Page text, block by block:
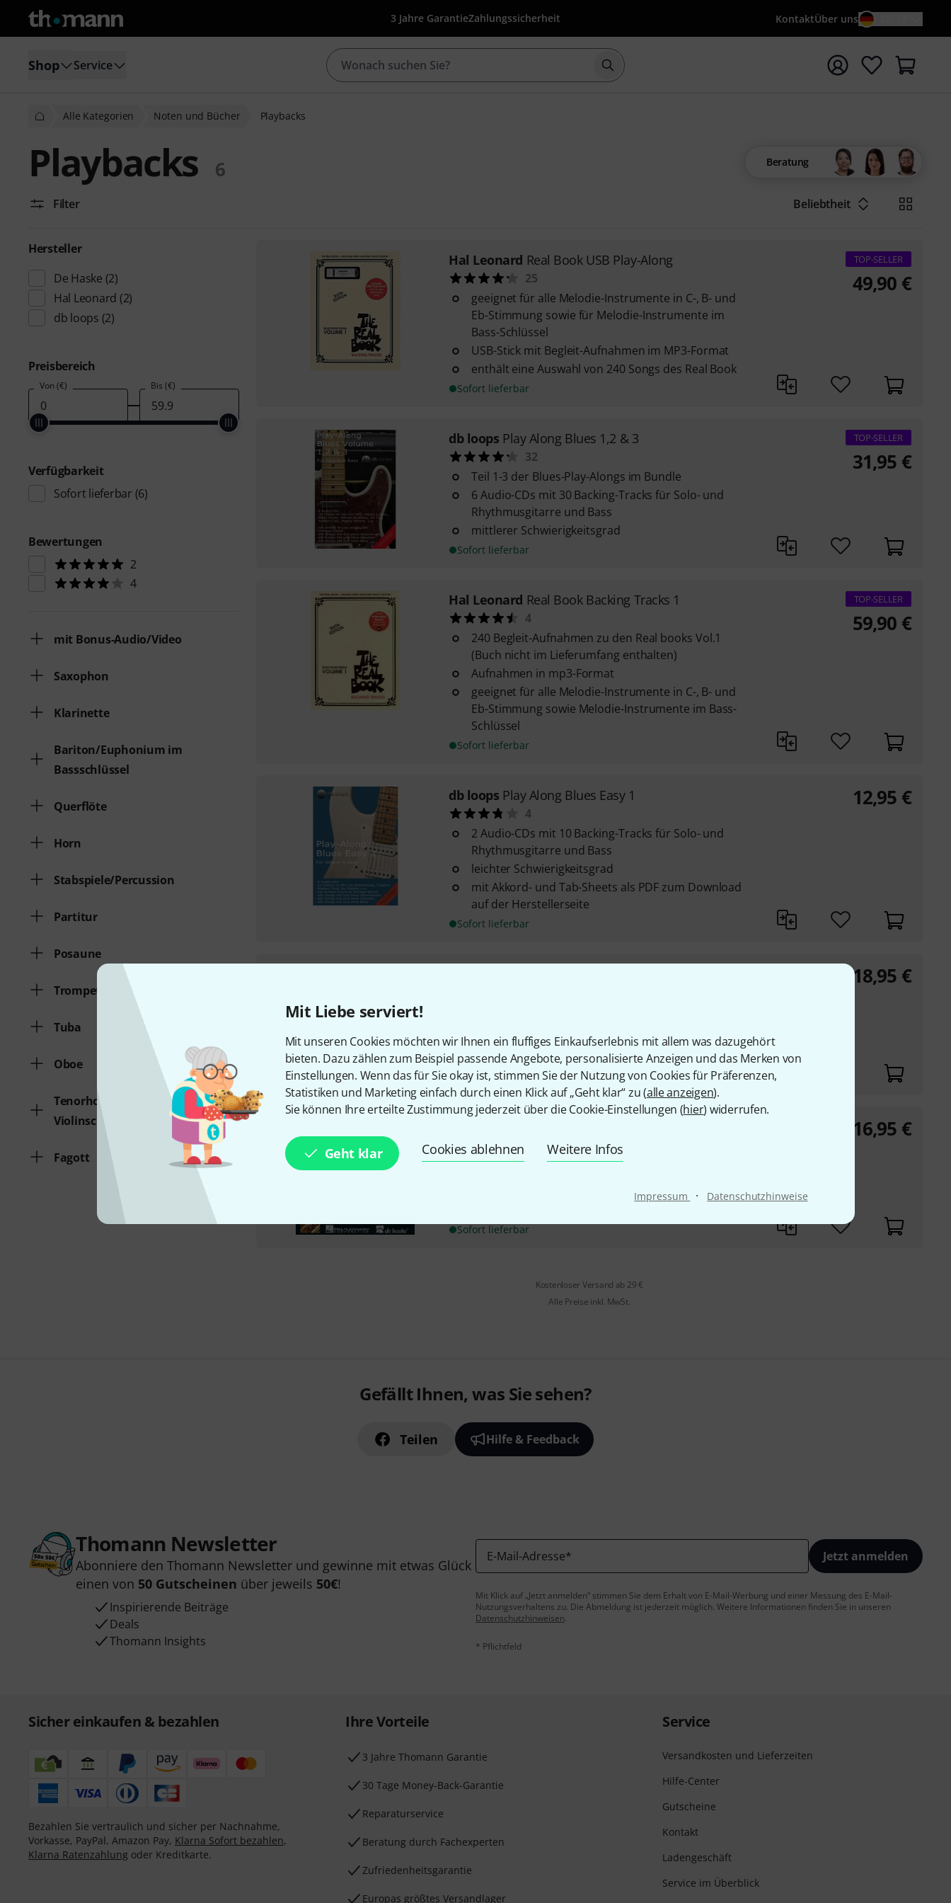
Mit Liebe serviert!
Mit unseren Cookies möchten wir Ihnen ein fluffiges Einkaufserlebnis mit allem was dazugehört
bieten. Dazu zählen zum Beispiel passende Angebote, personalisierte Anzeigen und das Merken von
Einstellungen. Wenn das für Sie okay ist, stimmen Sie der Nutzung von Cookies für Präferenzen,
Statistiken und Marketing einfach durch einen Klick auf „Geht klar“ zu (alle anzeigen).
Sie können Ihre erteilte Zustimmung jederzeit über die Cookie-Einstellungen (hier) widerrufen.
Geht klar Cookies ablehnen Weitere Infos
Impressum · Datenschutzhinweise
3 Jahre GarantieZahlungssicherheit KontaktÜber uns
Shop Service Suche mit Suchwort {searchTerm} starten
Alle Kategorien Noten und Bücher Playbacks
Playbacks 6 Beratung
Filter Beliebtheit
Hersteller
De Haske (2)
Hal Leonard (2)
db loops (2)
Preisbereich
Von (€) Bis (€)
Verfügbarkeit
Sofort lieferbar (6)
Bewertungen
2
4
mit Bonus-Audio/Video
Saxophon
Klarinette
Bariton/Euphonium im
Bassschlüssel
Querflöte
Horn
Stabspiele/Percussion
Partitur
Posaune
Trompete
Tuba
Oboe
Tenorhorn/Euphonium im
Violinschlüssel
Fagott
Hal Leonard Real Book USB Play-Along
25
geeignet für alle Melodie-Instrumente in C-, B- und
Eb-Stimmung sowie für Melodie-Instrumente im
Bass-Schlüssel
USB-Stick mit Begleit-Aufnahmen im MP3-Format
enthält eine Auswahl von 240 Songs des Real Book
Sofort lieferbar
TOP-SELLER
49,90 €
db loops Play Along Blues 1,2 & 3
32
Teil 1-3 der Blues-Play-Alongs im Bundle
6 Audio-CDs mit 30 Backing-Tracks für Solo- und
Rhythmusgitarre und Bass
mittlerer Schwierigkeitsgrad
Sofort lieferbar
TOP-SELLER
31,95 €
Hal Leonard Real Book Backing Tracks 1
4
240 Begleit-Aufnahmen zu den Real books Vol.1
(Buch nicht im Lieferumfang enthalten)
Aufnahmen in mp3-Format
geeignet für alle Melodie-Instrumente in C-, B- und
Eb-Stimmung sowie Melodie-Instrumente im Bass-
Schlüssel
Sofort lieferbar
TOP-SELLER
59,90 €
db loops Play Along Blues Easy 1
4
2 Audio-CDs mit 10 Backing-Tracks für Solo- und
Rhythmusgitarre und Bass
leichter Schwierigkeitsgrad
mit Akkord- und Tab-Sheets als PDF zum Download
auf der Herstellerseite
Sofort lieferbar
12,95 €
Vol.1: zusätzliches 3er-CD-Set zur Schule Band 1
Sofort lieferbar
18,95 €
CD-Set
Vol.2: zusätzliches 2er-CD-Set zur Schule Band 2
Sofort lieferbar
16,95 €
Kostenloser Versand ab 29 €
Alle Preise inkl. MwSt.
Gefällt Ihnen, was Sie sehen?
Teilen Hilfe & Feedback
Thomann Newsletter
Abonniere den Thomann Newsletter und gewinne mit etwas Glück
einen von 50 Gutscheinen über jeweils 50€!
Inspirierende Beiträge
Deals
Thomann Insights
E-Mail-Adresse* Jetzt anmelden
Mit Klick auf „Jetzt anmelden“ stimmen Sie dem Erhalt von E-Mail-Werbung und einer Messung des E-Mail-
Nutzungsverhaltens zu. Die Abmeldung ist jederzeit möglich. Weitere Informationen finden Sie in unseren
Datenschutzhinweisen.
* Pflichtfeld
Sicher einkaufen & bezahlen
Bezahlen Sie vertraulich und sicher per Nachnahme,
Vorkasse, PayPal, Amazon Pay, Klarna Sofort bezahlen,
Klarna Ratenzahlung oder Kreditkarte.
Ihre Vorteile
3 Jahre Thomann Garantie
30 Tage Money-Back-Garantie
Reparaturservice
Beratung durch Fachexperten
Zufriedenheitsgarantie
Europas größtes Versandlager
Service
Versandkosten und Lieferzeiten
Hilfe-Center
Gutscheine
Kontakt
Ladengeschäft
Service im Überblick